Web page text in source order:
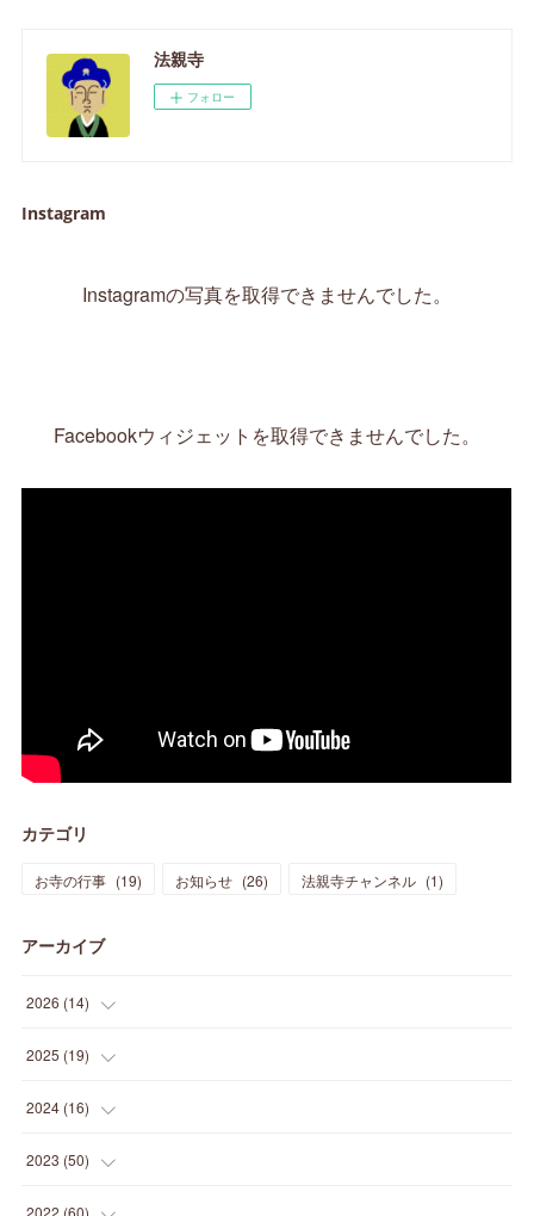
法親寺
フォロー
Instagram
Instagramの写真を取得できませんでした。
Facebookウィジェットを取得できませんでした。
カテゴリ
お寺の行事 (19) お知らせ (26) 法親寺チャンネル (1)
アーカイブ
2026 (14)
(3
(3
(3
(2
2025 (19)
(1
(1
(4
2024 (16)
(3
(2
2023 (50)
(8
2022 (60)